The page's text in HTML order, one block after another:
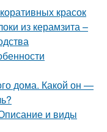
красок
из керамзита –
дома. Какой он —
и виды